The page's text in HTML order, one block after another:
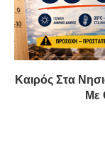
Καιρός Στα
Με